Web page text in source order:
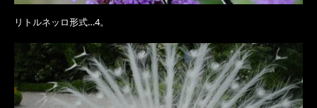
リトルネッロ形式…4。